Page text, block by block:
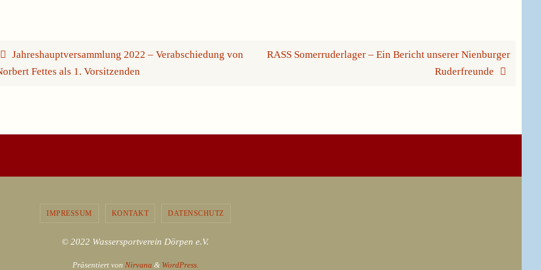
Jahreshauptversammlung 2022 – Verabschiedung von
Fettes als 1. Vorsitzenden
RASS Somerruderlager – Ein Bericht unserer Nienburger
Ruderfreunde
IMPRESSUM KONTAKT DATENSCHUTZ
© 2022 Wassersportverein Dörpen e.V.
Präsentiert von Nirvana & WordPress.